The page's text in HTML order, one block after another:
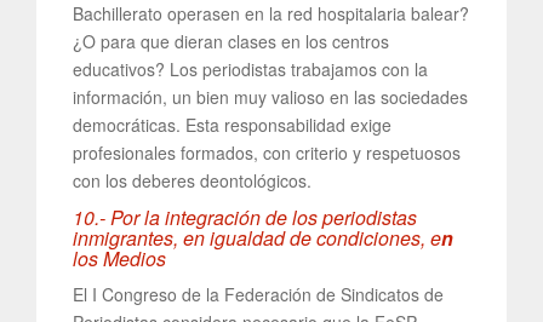
Bachillerato operasen en la red hospitalaria balear?
¿O para que dieran clases en los centros
educativos? Los periodistas trabajamos con la
información, un bien muy valioso en las sociedades
democráticas. Esta responsabilidad exige
profesionales formados, con criterio y respetuosos
con los deberes deontológicos.
10.- Por la integración de los periodistas
inmigrantes, en igualdad de condiciones, en
los Medios
El I Congreso de la Federación de Sindicatos de